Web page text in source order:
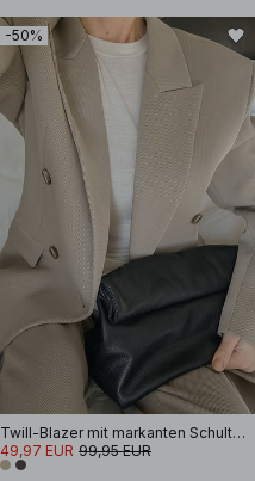
-50%
Twill-Blazer mit markanten Schultern
49,97 EUR 99,95 EUR